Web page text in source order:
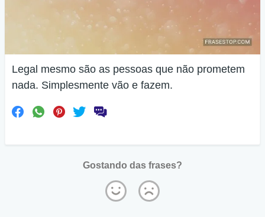
Legal mesmo são as pessoas que não prometem
nada. Simplesmente vão e fazem.
Gostando das frases?